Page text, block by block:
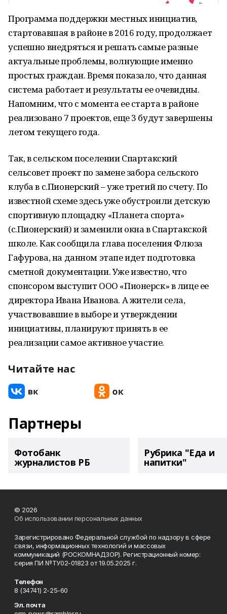
Программа поддержки местных инициатив,
стартовавшая в районе в 2016 году, продолжает
успешно внедряться и решать самые разные
актуальные проблемы, волнующие именно
простых граждан. Время показало, что данная
система работает и результаты ее очевидны.
Напомним, что с момента ее старта в районе
реализовано 7 проектов, еще 3 будут завершены
летом текущего года.
Так, в сельском поселении Спартакский
сельсовет проект по замене забора сельского
клуба в с.Пионерский – уже третий по счету. По
известной схеме здесь уже обустроили детскую
спортивную площадку «Планета спорта»
(с.Пионерский) и заменили окна в Спартакской
школе. Как сообщила глава поселения Флюза
Гафурова, на данном этапе идет подготовка
сметной документации. Уже известно, что
спонсором выступит ООО «Пионерск» в лице ее
директора Ивана Иванова. А жители села,
участвовавшие в выборе и утверждении
инициативы, планируют принять в ее
реализации самое активное участие.
Читайте нас
Партнеры
Фотобанк
журналистов РБ
Рубрика "Еда и
напитки"
© 2026
Об использовании персональных данных
Зарегистрировано Федеральной службой по надзору в сфере
связи, информационных технологий и массовых
коммуникаций (РОСКОМНАДЗОР). Регистрационный номер:
серия ПИ №ТУ02-01823 от 19.05.2025 г.
Телефон
8 (34741) 2-25-60
Эл. почта